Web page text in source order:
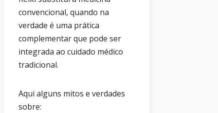
convencional, quando na
verdade é uma prática
complementar que pode ser
integrada ao cuidado médico
tradicional.
Aqui alguns mitos e verdades
sobre: